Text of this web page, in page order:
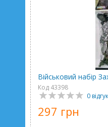
Військовий набір
Код 43398
0
297 грн